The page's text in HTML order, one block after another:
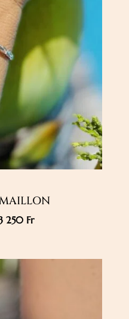
était :
250 FrLe